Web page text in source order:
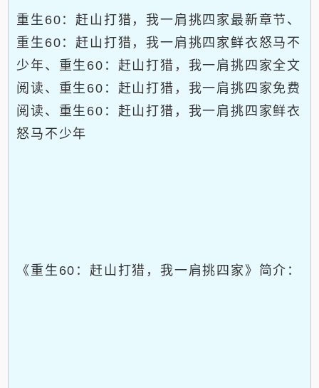
重生60：赶山打猎，我一肩挑四家最新章节、
重生60：赶山打猎，我一肩挑四家鲜衣怒马不
少年、重生60：赶山打猎，我一肩挑四家全文
阅读、重生60：赶山打猎，我一肩挑四家免费
阅读、重生60：赶山打猎，我一肩挑四家鲜衣
怒马不少年
《重生60：赶山打猎，我一肩挑四家》简介：